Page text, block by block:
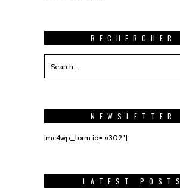
RECHERCHER
NEWSLETTER
[mc4wp_form id= »302″]
LATEST POSTS